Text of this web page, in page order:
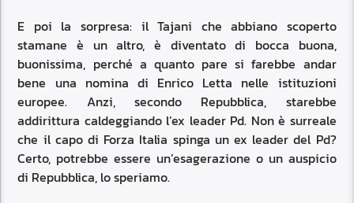
E poi la sorpresa: il Tajani che abbiano scoperto
stamane è un altro, è diventato di bocca buona,
buonissima, perché a quanto pare si farebbe andar
bene una nomina di Enrico Letta nelle istituzioni
europee. Anzi, secondo Repubblica, starebbe
addirittura caldeggiando l’ex leader Pd. Non è surreale
che il capo di Forza Italia spinga un ex leader del Pd?
Certo, potrebbe essere un’esagerazione o un auspicio
di Repubblica, lo speriamo.